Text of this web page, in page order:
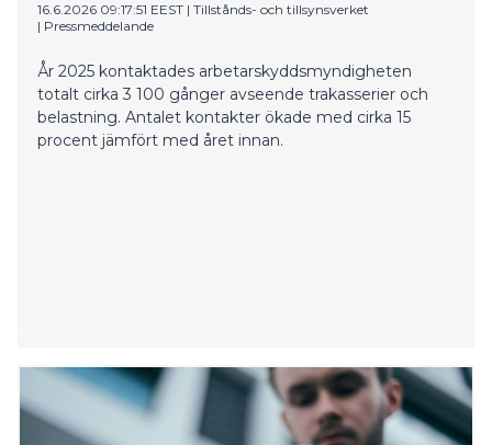
16.6.2026 09:17:51 EEST | Tillstånds- och tillsynsverket
| Pressmeddelande
År 2025 kontaktades arbetarskyddsmyndigheten
totalt cirka 3 100 gånger avseende trakasserier och
belastning. Antalet kontakter ökade med cirka 15
procent jämfört med året innan.